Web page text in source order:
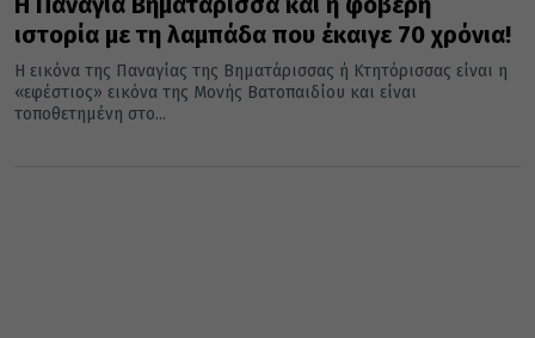
ιστορία με τη λαμπάδα που έκαιγε 70 χρόνια!
Η εικόνα της Παναγίας της Βηματάρισσας ή Κτητόρισσας είναι η
«εφέστιος» εικόνα της Μονής Βατοπαιδίου και είναι
τοποθετημένη στο...